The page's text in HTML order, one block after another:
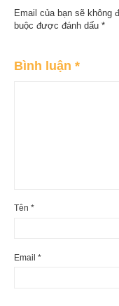
Email của bạn sẽ không
buộc được đánh dấu *
Bình luận *
Tên *
Email *